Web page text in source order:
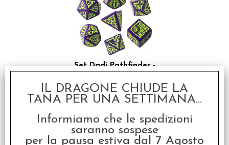
Set Dadi Pathfinder -
Goblin Dice
€10,50
IL DRAGONE CHIUDE LA
TANA PER UNA SETTIMANA...
Informiamo che le spedizioni
saranno sospese
per la pausa estiva dal 7 Agosto